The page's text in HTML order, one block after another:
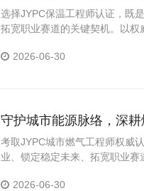
选择JYPC保温工程师认证，既
拓宽职业赛道的关键契机。以
2026-06-30
守护城市能源脉络，深
考取JYPC城市燃气工程师权威
业、锁定稳定未来、拓宽职业
2026-06-30